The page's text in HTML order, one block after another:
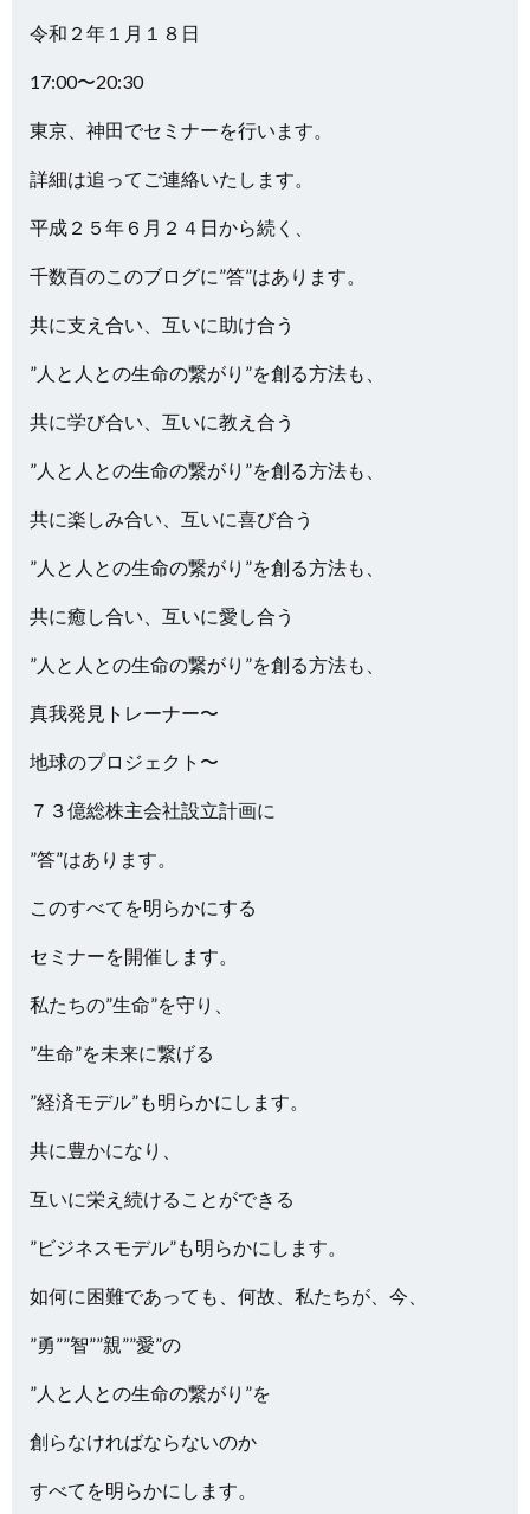
令和２年１月１８日
17:00〜20:30
東京、神田でセミナーを行います。
詳細は追ってご連絡いたします。
平成２５年６月２４日から続く、
千数百のこのブログに”答”はあります。
共に支え合い、互いに助け合う
”人と人との生命の繋がり”を創る方法も、
共に学び合い、互いに教え合う
”人と人との生命の繋がり”を創る方法も、
共に楽しみ合い、互いに喜び合う
”人と人との生命の繋がり”を創る方法も、
共に癒し合い、互いに愛し合う
”人と人との生命の繋がり”を創る方法も、
真我発見トレーナー〜
地球のプロジェクト〜
７３億総株主会社設立計画に
”答”はあります。
このすべてを明らかにする
セミナーを開催します。
私たちの”生命”を守り、
”生命”を未来に繋げる
”経済モデル”も明らかにします。
共に豊かになり、
互いに栄え続けることができる
”ビジネスモデル”も明らかにします。
如何に困難であっても、何故、私たちが、今、
”勇””智””親””愛”の
”人と人との生命の繋がり”を
創らなければならないのか
すべてを明らかにします。